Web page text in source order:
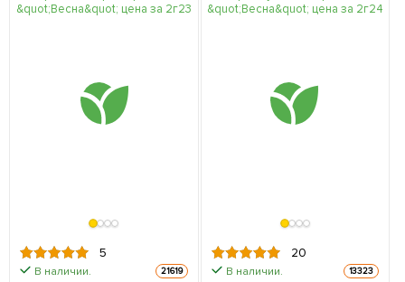
5
В наличии. 21619
20
В наличии. 13323